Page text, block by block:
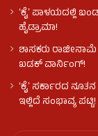
ʻಕೈʼ​ ಪಾಳಯದಲ್ಲಿ
ಹೈಡ್ರಾಮಾ!
ಶಾಸಕರು
ಖಡಕ್ ವಾರ್ನಿಂಗ್!
ʻಕೈʼ ಸರ್ಕಾರದ
ಇಲ್ಲಿದೆ ಸಂಭಾವ್ಯ ಪಟ್ಟಿ!